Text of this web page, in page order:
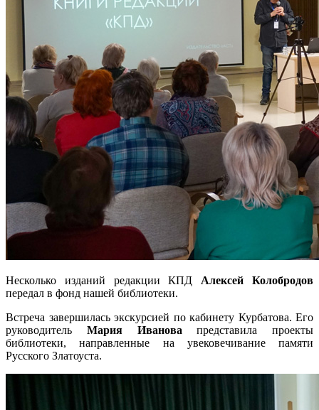
Несколько изданий редакции КПД Алексей Колобродов
передал в фонд нашей библиотеки.
Встреча завершилась экскурсией по кабинету Курбатова. Его
руководитель Мария Иванова представила проекты
библиотеки, направленные на увековечивание памяти
Русского Златоуста.